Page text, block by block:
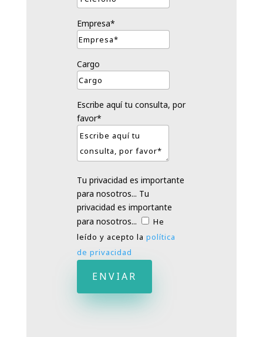
Empresa*
Cargo
Escribe aquí tu consulta, por
favor*
Tu privacidad es importante
para nosotros... Tu
privacidad es importante
para nosotros...
He
leído y acepto la política
de privacidad
ENVIAR